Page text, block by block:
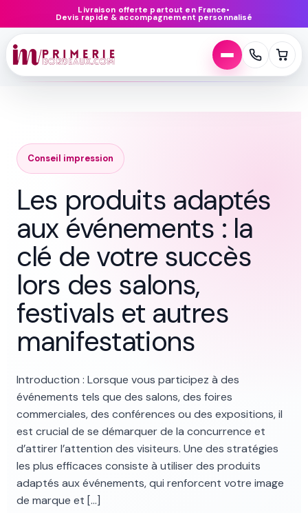
au
contenu
Livraison offerte partout en France•
Devis rapide & accompagnement personnalisé
Conseil impression
Les produits adaptés
aux événements : la
clé de votre succès
lors des salons,
festivals et autres
manifestations
Introduction : Lorsque vous participez à des
événements tels que des salons, des foires
commerciales, des conférences ou des expositions, il
est crucial de se démarquer de la concurrence et
d’attirer l’attention des visiteurs. Une des stratégies
les plus efficaces consiste à utiliser des produits
adaptés aux événements, qui renforcent votre image
de marque et […]